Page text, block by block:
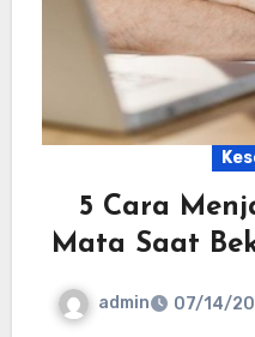
5 Cara
Mata Saat
admin 07/14/